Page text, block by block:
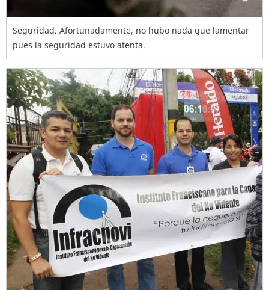
Seguridad. Afortunadamente, no hubo nada que lamentar
pues la seguridad estuvo atenta.